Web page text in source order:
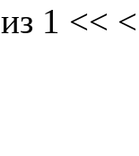
из 1 <<